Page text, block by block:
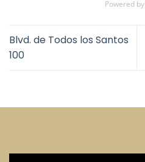
Powered by
Blvd. de Todos los Santos
100